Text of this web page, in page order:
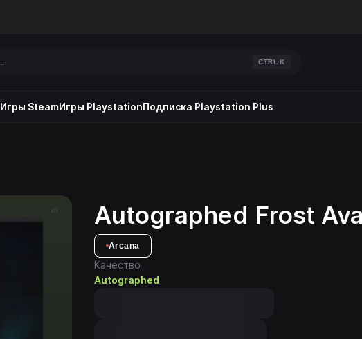
CTRL K
Игры SteamИгры PlaystationПодписка Playstation Plus
x0 Autographed Frost
Arcana
Качество
Autographed